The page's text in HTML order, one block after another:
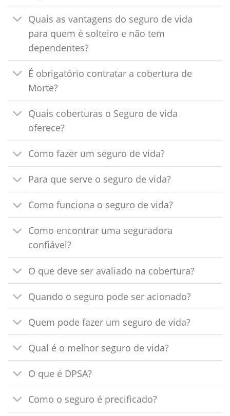
Quais as vantagens do seguro de vida
para quem é solteiro e não tem
dependentes?
É obrigatório contratar a cobertura de
Morte?
Quais coberturas o Seguro de vida
oferece?
Como fazer um seguro de vida?
Para que serve o seguro de vida?
Como funciona o seguro de vida?
Como encontrar uma seguradora
confiável?
O que deve ser avaliado na cobertura?
Quando o seguro pode ser acionado?
Quem pode fazer um seguro de vida?
Qual é o melhor seguro de vida?
O que é DPSA?
Como o seguro é precificado?